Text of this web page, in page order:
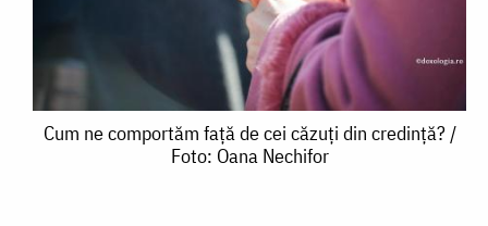
Cum
Cum ne comportăm față de cei căzuți din credință? /
Foto: Oana Nechifor